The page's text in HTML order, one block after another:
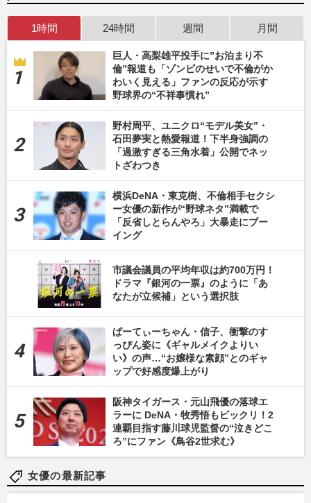
1時間 24時間 週間 月間
巨人・高梨雄平投手に”お泊まり不
倫”報道も「ゾンビのせいで不倫がか
わいく見える」ファンの反応が示す
野球界の“不祥事慣れ”
野村周平、ユニクロ“モデル美女”・
石田夢実と熱愛報道！下半身強調の
「過激すぎる三角水着」公開でネッ
トざわつき
横浜DeNA・東克樹、不倫相手セクシ
ー女優の新作が“野球ネタ”満載で
「反省しとらんやろ」大暴走にブー
イング
市議会議員の平均年収は約700万円！
ドラマ『銀河の一票』のように「あ
なたが立候補」という選択肢
ぱーてぃーちゃん・信子、衝撃のす
っぴん姿に《ギャルメイクよりい
い》の声…“お嬢様な素顔”とのギャ
ップで好感度爆上がり
阪神タイガース・元山飛優の落球エ
ラーに DeNA・牧秀悟もビックリ！2
連覇目指す藤川球児監督の“泣きどこ
ろ”にファン《鳥谷2世求む》
女優の最新記事